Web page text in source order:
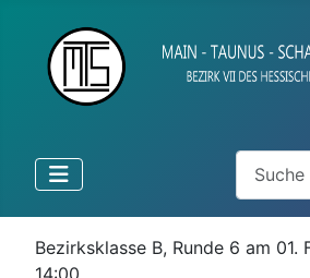
Suchen
Bezirksklasse B, Runde 6 am 01.
14:00